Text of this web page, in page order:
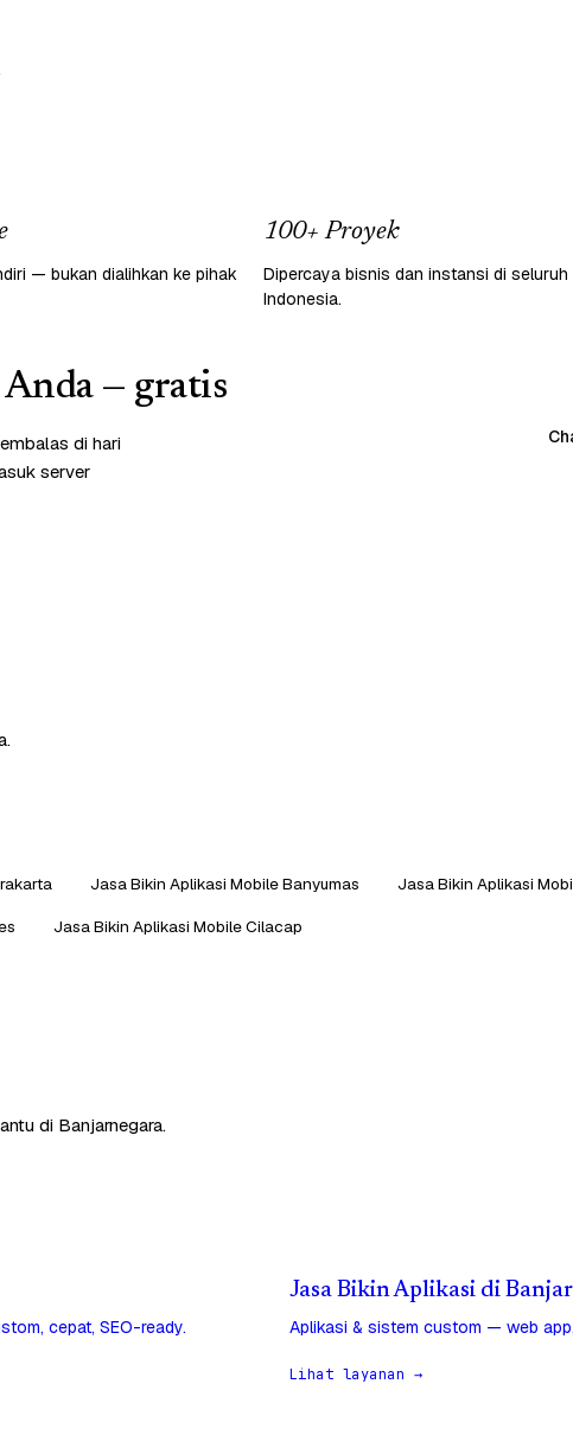
— bukan dialihkan ke pihak
100+ Proyek
Dipercaya bisnis dan instansi di seluruh
Indonesia.
— gratis
di hari
server
Jasa Bikin Aplikasi Mobile Banyumas Jasa Bikin Aplikasi
Jasa Bikin Aplikasi Mobile Cilacap
di Banjarnegara.
cepat, SEO-ready.
Jasa Bikin Aplikasi di
Aplikasi & sistem custom — web
Lihat layanan →